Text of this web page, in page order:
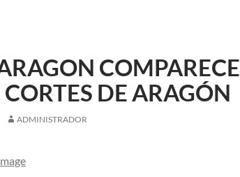
COMPARECE
CORTES DE ARAGÓN
ADMINISTRADOR